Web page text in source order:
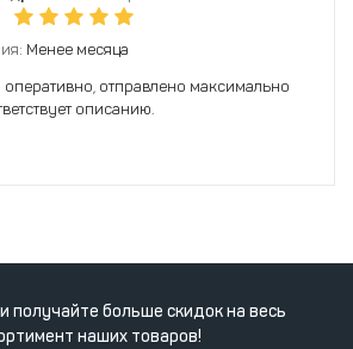
Менее месяца
оперативно, отправлено максимально
описанию.
получайте больше скидок на весь
наших товаров!